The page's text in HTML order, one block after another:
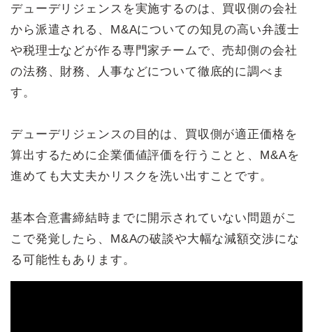
デューデリジェンスを実施するのは、買収側の会社
から派遣される、M&Aについての知見の高い弁護士
や税理士などが作る専門家チームで、売却側の会社
の法務、財務、人事などについて徹底的に調べま
す。
デューデリジェンスの目的は、買収側が適正価格を
算出するために企業価値評価を行うことと、M&Aを
進めても大丈夫かリスクを洗い出すことです。
基本合意書締結時までに開示されていない問題がこ
こで発覚したら、M&Aの破談や大幅な減額交渉にな
る可能性もあります。